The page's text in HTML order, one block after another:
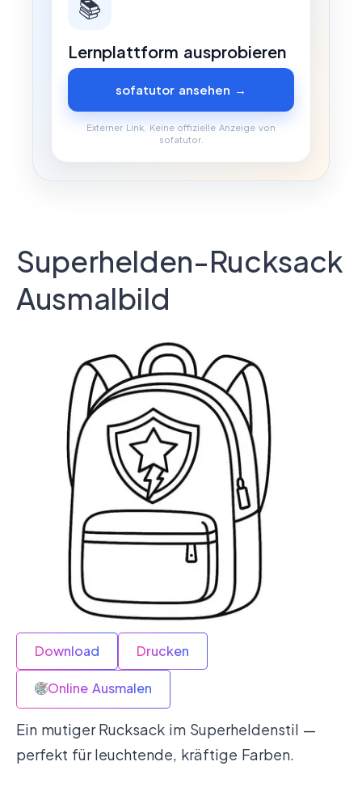
📚
Lernplattform ausprobieren
sofatutor ansehen →
Externer Link. Keine offizielle Anzeige von
sofatutor.
Superhelden-Rucksack
Ausmalbild
Download Drucken
Online Ausmalen
Ein mutiger Rucksack im Superheldenstil —
perfekt für leuchtende, kräftige Farben.